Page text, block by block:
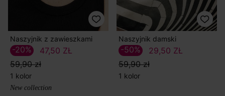
Naszyjnik z zawieszkami
47,50 ZŁ
59,90 zł
-20%
1 kolor
New collection
Naszyjnik damski
29,50 ZŁ
59,90 zł
-50%
1 kolor